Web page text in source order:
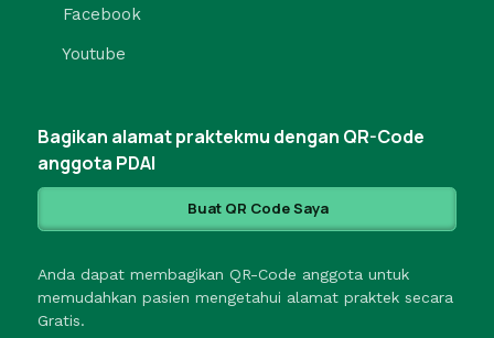
Facebook
Youtube
Bagikan alamat praktekmu dengan QR-Code
anggota PDAI
Buat QR Code Saya
Anda dapat membagikan QR-Code anggota untuk
memudahkan pasien mengetahui alamat praktek secara
Gratis.